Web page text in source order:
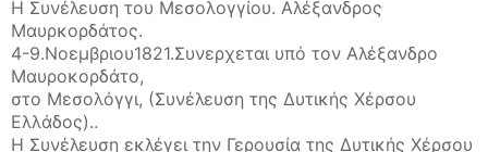
Η Συνέλευση του Μεσολογγίου. Αλέξανδρος
Μαυρκορδάτος.
4-9.Νοεμβριου1821.Συνερχεται υπό τον Αλέξανδρο
Μαυροκορδάτο,
στο Μεσολόγγι, (Συνέλευση της Δυτικής Χέρσου
Ελλάδος)..
Η Συνέλευση εκλέγει την Γερουσία της Δυτικής Χέρσου